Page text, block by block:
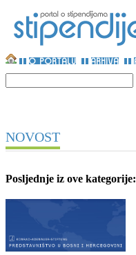
NOVOST
Posljednje iz ove kategorije: